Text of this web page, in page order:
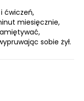
ćwiczeń,
miesięcznie,
sobie żył.